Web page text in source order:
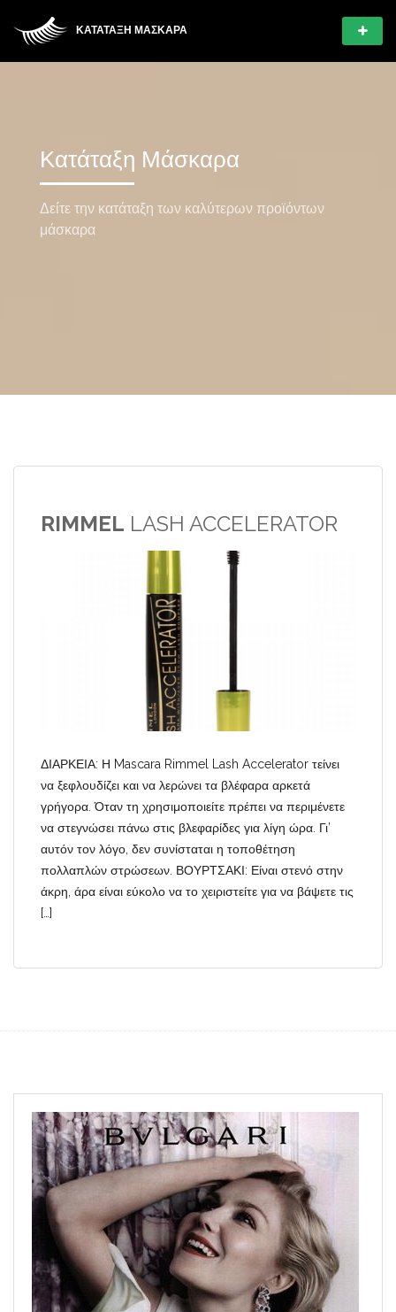
ΚΑΤΆΤΑΞΗ ΜΆΣΚΑΡΑ
Κατάταξη Μάσκαρα
Δείτε την κατάταξη των καλύτερων προϊόντων
μάσκαρα
RIMMEL LASH ACCELERATOR
ΔΙΑΡΚΕΙΑ: Η Mascara Rimmel Lash Accelerator τείνει
να ξεφλουδίζει και να λερώνει τα βλέφαρα αρκετά
γρήγορα. Όταν τη χρησιμοποιείτε πρέπει να περιμένετε
να στεγνώσει πάνω στις βλεφαρίδες για λίγη ώρα. Γι’
αυτόν τον λόγο, δεν συνίσταται η τοποθέτηση
πολλαπλών στρώσεων. ΒΟΥΡΤΣΑΚΙ: Είναι στενό στην
άκρη, άρα είναι εύκολο να το χειριστείτε για να βάψετε τις
[…]